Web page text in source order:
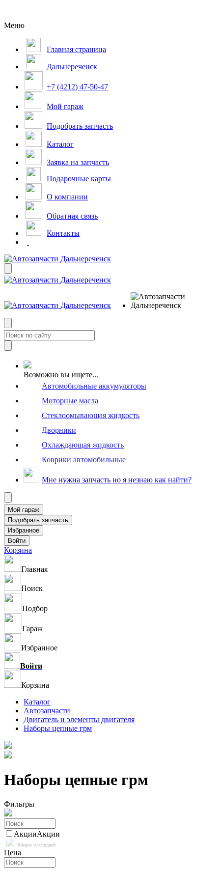
Меню
Главная страница
Дальнереченск
+7 (4212) 47-50-47
Мой гараж
Подобрать запчасть
Каталог
Заявка на запчасть
Подарочные карты
О компании
Обратная связь
Контакты
Возможно вы ищете...
Автомобильные аккумуляторы
Моторные масла
Стеклоомывающая жидкость
Дворники
Охлаждающая жидкость
Коврики автомобильные
Мне нужна запчасть но я незнаю как найти?
Корзина
Главная
Поиск
Подбор
Гараж
Избранное
Войти
Корзина
Каталог
Автозапчасти
Двигатель и элементы двигателя
Наборы цепные грм
Наборы цепные грм
Фильтры
АкцииАкции
Товары со скидкой
Цена